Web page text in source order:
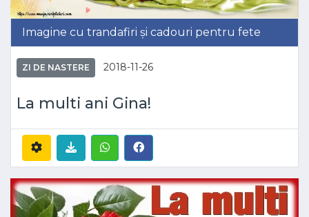
Imagine cu trandafiri și cadouri pentru fete
ZI DE NASTERE 2018-11-26
La multi ani Gina!